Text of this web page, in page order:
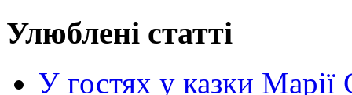
Улюблені статті
У гостях у казки